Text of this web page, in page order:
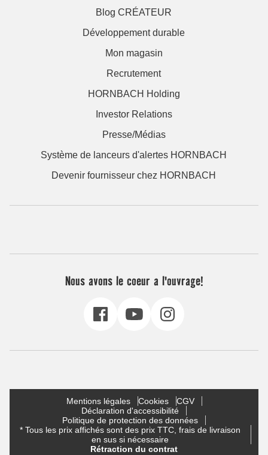
Blog CRÉATEUR
Développement durable
Mon magasin
Recrutement
HORNBACH Holding
Investor Relations
Presse/Médias
Système de lanceurs d'alertes HORNBACH
Devenir fournisseur chez HORNBACH
Nous avons le coeur a l'ouvrage!
Mentions légales Cookies
CGV
Déclaration d'accessibilité
Politique de protection des données
* Tous les prix affichés sont des prix TTC, frais de livraison
en sus si nécessaire
Rétraction du contrat